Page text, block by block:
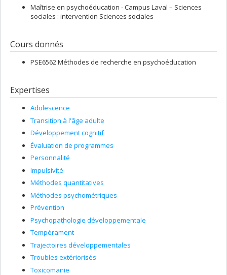
Maîtrise en psychoéducation - Campus Laval – Sciences
sociales : intervention Sciences sociales
Cours donnés
PSE6562 Méthodes de recherche en psychoéducation
Expertises
Adolescence
Transition à l'âge adulte
Développement cognitif
Évaluation de programmes
Personnalité
Impulsivité
Méthodes quantitatives
Méthodes psychométriques
Prévention
Psychopathologie développementale
Tempérament
Trajectoires développementales
Troubles extériorisés
Toxicomanie